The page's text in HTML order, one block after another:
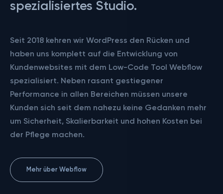
spezialisiertes Studio.
Seit 2018 kehren wir WordPress den Rücken und
haben uns komplett auf die Entwicklung von
Kundenwebsites mit dem Low-Code Tool Webflow
spezialisiert. Neben rasant gestiegener
Performance in allen Bereichen müssen unsere
Kunden sich seit dem nahezu keine Gedanken mehr
um Sicherheit, Skalierbarkeit und hohen Kosten bei
der Pflege machen.
Mehr über Webflow